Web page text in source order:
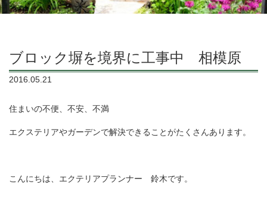
ブロック塀を境界に工事中 相模原
2016.05.21
住まいの不便、不安、不満
エクステリアやガーデンで解決できることがたくさんあります。
こんにちは、エクテリアプランナー 鈴木です。